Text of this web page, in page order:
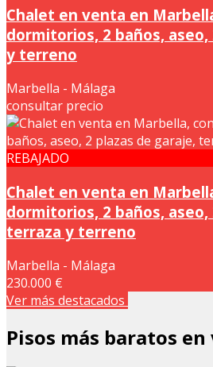
Chalet en venta en
dormitorios, 2 baños, aseo,
y terreno
Marbella - Málaga
consultar precio
REBAJADO
Chalet en venta en
dormitorios, 2 baños, aseo,
terraza y terreno
Marbella - Málaga
230.000 €
Ver más destacados
Pisos más baratos